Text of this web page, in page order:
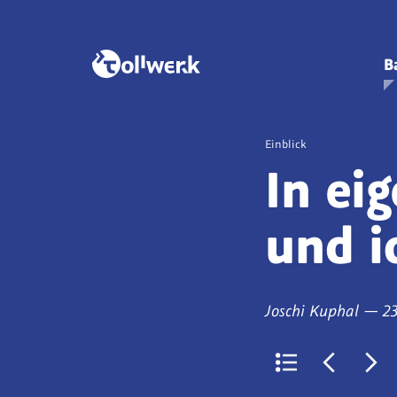
In
und
Veröffentlicht
Einblick
von
Joschi Kuphal—
ZurückJüngerer